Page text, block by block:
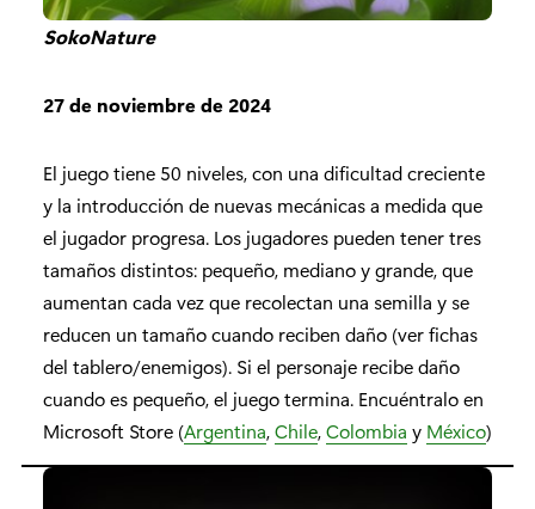
SokoNature
27 de noviembre de 2024
El juego tiene 50 niveles, con una dificultad creciente
y la introducción de nuevas mecánicas a medida que
el jugador progresa. Los jugadores pueden tener tres
tamaños distintos: pequeño, mediano y grande, que
aumentan cada vez que recolectan una semilla y se
reducen un tamaño cuando reciben daño (ver fichas
del tablero/enemigos). Si el personaje recibe daño
cuando es pequeño, el juego termina. Encuéntralo en
Microsoft Store (Argentina,Chile,Colombia y México)